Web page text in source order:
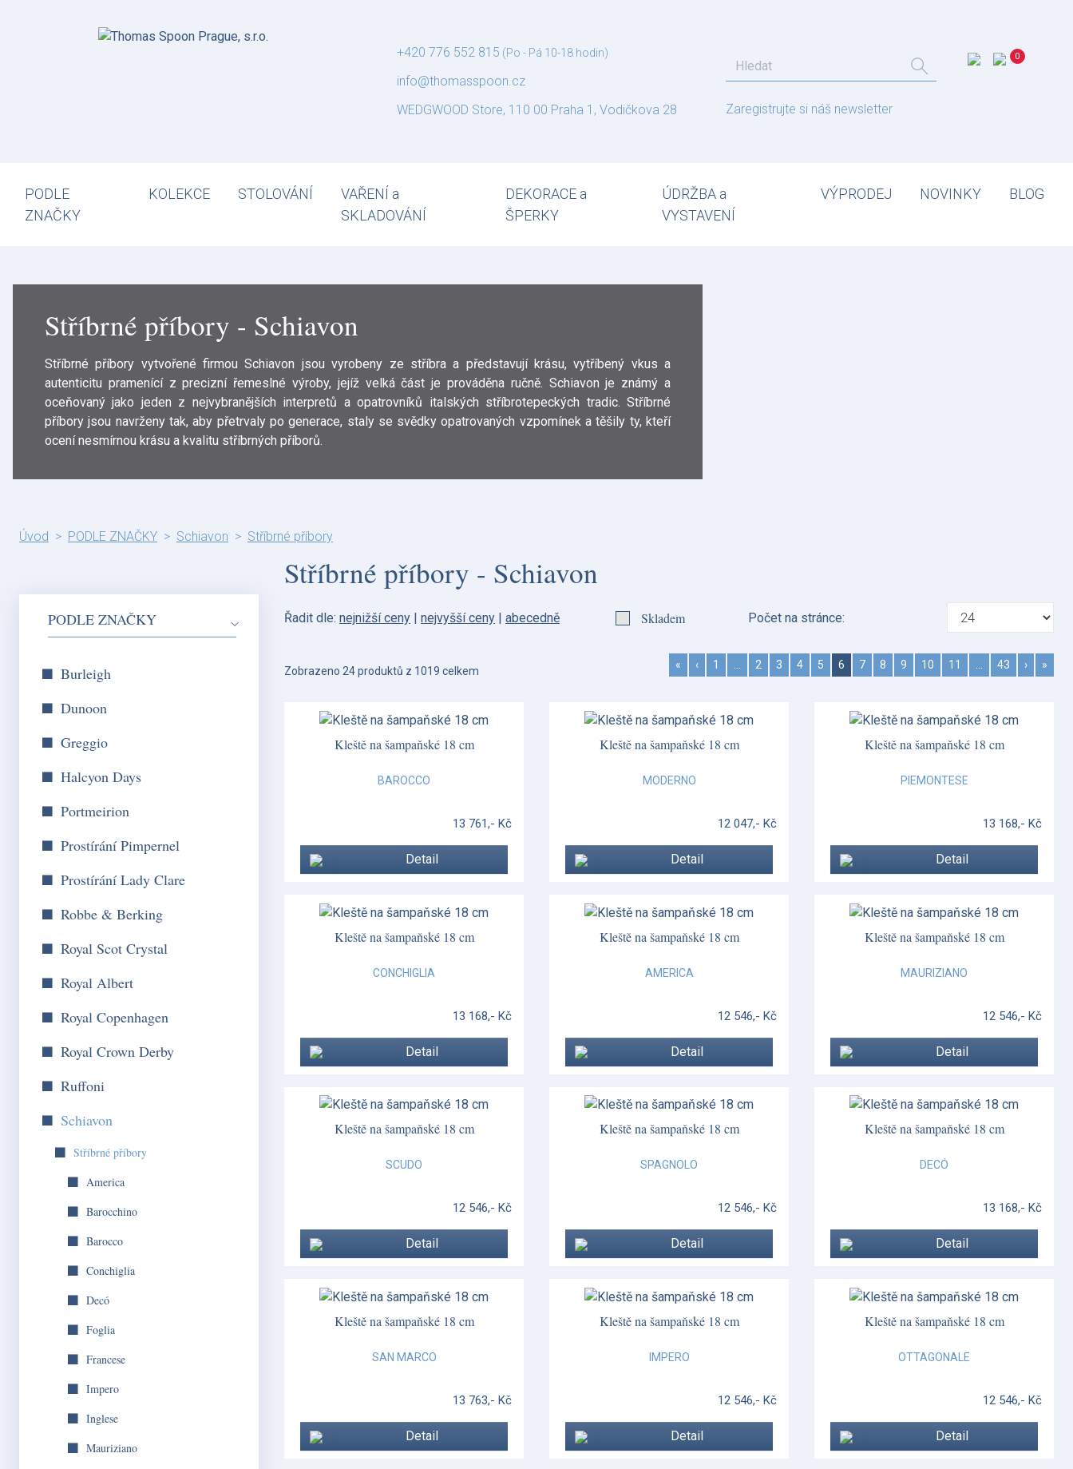
+420 776 552 815 (Po - Pá 10-18 hodin)
info@thomasspoon.cz
WEDGWOOD Store, 110 00 Praha 1, Vodičkova 28
Zaregistrujte si náš newsletter
PODLE
ZNAČKY
KOLEKCE STOLOVÁNÍ
VAŘENÍ a
SKLADOVÁNÍ
DEKORACE a
ŠPERKY
ÚDRŽBA a
VYSTAVENÍ
VÝPRODEJ NOVINKY BLOG
Stříbrné příbory - Schiavon
Stříbrné příbory vytvořené firmou Schiavon jsou vyrobeny ze stříbra a představují krásu, vytříbený vkus a
autenticitu pramenící z precizní řemeslné výroby, jejíž velká část je prováděna ručně. Schiavon je známý a
oceňovaný jako jeden z nejvybranějších interpretů a opatrovníků italských stříbrotepeckých tradic. Stříbrné
příbory jsou navrženy tak, aby přetrvaly po generace, staly se svědky opatrovaných vzpomínek a těšily ty, kteří
ocení nesmírnou krásu a kvalitu stříbrných příborů.
Úvod PODLE ZNAČKY Schiavon Stříbrné příbory
Stříbrné příbory - Schiavon
Řadit dle: nejnižší ceny | nejvyšší ceny | abecedně Skladem Počet na stránce:
Zobrazeno 24 produktů z 1019 celkem « ‹ 1 2 3 4 5 6 7 8 9 10 11 43 › »
Kleště na šampaňské 18 cm
BAROCCO
13 761,- Kč
Detail
Kleště na šampaňské 18 cm
MODERNO
12 047,- Kč
Detail
Kleště na šampaňské 18 cm
PIEMONTESE
13 168,- Kč
Detail
Kleště na šampaňské 18 cm
CONCHIGLIA
13 168,- Kč
Detail
Kleště na šampaňské 18 cm
AMERICA
12 546,- Kč
Detail
Kleště na šampaňské 18 cm
MAURIZIANO
12 546,- Kč
Detail
Kleště na šampaňské 18 cm
SCUDO
12 546,- Kč
Detail
Kleště na šampaňské 18 cm
SPAGNOLO
12 546,- Kč
Detail
Kleště na šampaňské 18 cm
DECÓ
13 168,- Kč
Detail
Kleště na šampaňské 18 cm
SAN MARCO
13 763,- Kč
Detail
Kleště na šampaňské 18 cm
IMPERO
12 546,- Kč
Detail
Kleště na šampaňské 18 cm
OTTAGONALE
12 546,- Kč
Detail
PODLE ZNAČKY
Burleigh
Dunoon
Greggio
Halcyon Days
Portmeirion
Prostírání Pimpernel
Prostírání Lady Clare
Robbe & Berking
Royal Scot Crystal
Royal Albert
Royal Copenhagen
Royal Crown Derby
Ruffoni
Schiavon
Stříbrné příbory
America
Barocchino
Barocco
Conchiglia
Decó
Foglia
Francese
Impero
Inglese
Mauriziano